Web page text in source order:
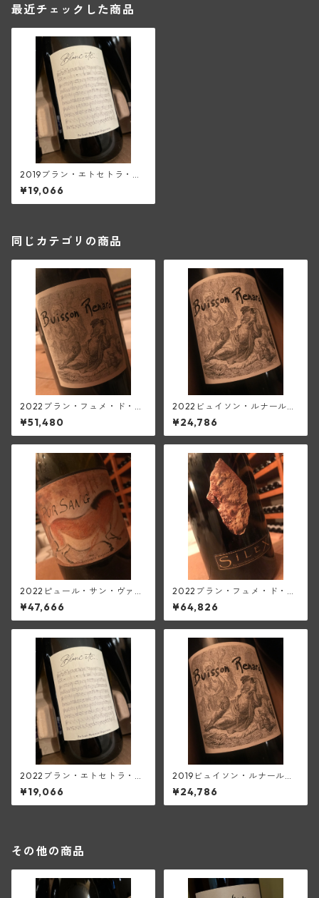
最近チェックした商品
2019ブラン・エトセトラ・ヴ
ァン・ド・フランス(ディディ
エ・ダグノー)
¥19,066
同じカテゴリの商品
2022ブラン・フュメ・ド・プ
イィ・ビュイソン・ルナール
(ディディエ・ダグノー)【マグ
ナム】
¥51,480
2022ビュイソン・ルナール・
ヴァン・ド・フランス(ディデ
ィエ・ダグノー)
¥24,786
2022ピュール・サン・ヴァ
ン・ド・フランス(ディディ
エ・ダグノー)【マグナム】
¥47,666
2022ブラン・フュメ・ド・プ
イィ・シレックス(ディディ
エ・ダグノー)【マグナム】
¥64,826
2022ブラン・エトセトラ・ヴ
ァン・ド・フランス(ディディ
エ・ダグノー)
¥19,066
2019ビュイソン・ルナール・
ヴァン・ド・フランス(ディデ
ィエ・ダグノー)
¥24,786
その他の商品